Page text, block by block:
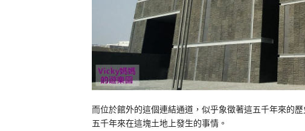
而位於館外的這個連結通道，似乎象徵著這五千年來的
五千年來在這塊土地上發生的事情。